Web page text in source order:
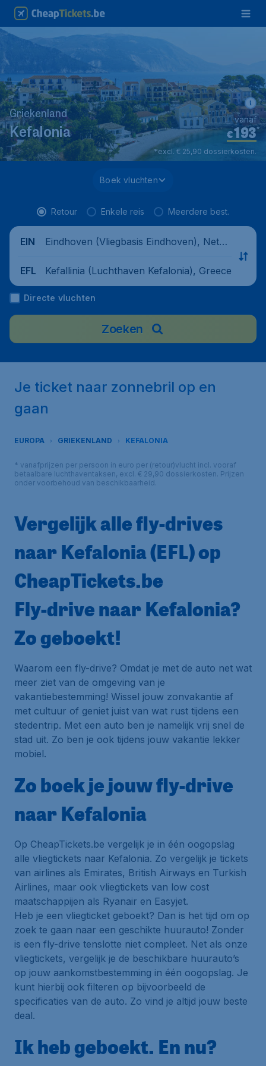
Griekenland
Kefalonia €193*
vanaf
*excl. € 25,90 dossierkosten.
Boek vluchten
Retour Enkele reis Meerdere best.
EIN
Eindhoven (Vliegbasis Eindhoven), Nethe
EFL
Kefallinia (Luchthaven Kefalonia), Greece
Directe vluchten
Zoeken
Je ticket naar zonnebril op en
gaan
EUROPA GRIEKENLAND KEFALONIA
* vanafprijzen per persoon in euro per (retour)vlucht incl. vooraf
betaalbare luchthaventaksen, excl. € 29,90 dossierkosten. Prijzen
onder voorbehoud van beschikbaarheid.
Vergelijk alle fly-drives
naar Kefalonia (EFL) op
CheapTickets.be
Fly-drive naar Kefalonia?
Zo geboekt!
Waarom een fly-drive? Omdat je met de auto net wat
meer ziet van de omgeving van je
vakantiebestemming! Wissel jouw zonvakantie af
met cultuur of geniet juist van wat rust tijdens een
stedentrip. Met een auto ben je namelijk vrij snel de
stad uit. Zo ben je ook tijdens jouw vakantie lekker
mobiel.
Zo boek je jouw fly-drive
naar Kefalonia
Op CheapTickets.be vergelijk je in één oogopslag
alle vliegtickets naar Kefalonia. Zo vergelijk je tickets
van airlines als Emirates, British Airways en Turkish
Airlines, maar ook vliegtickets van low cost
maatschappijen als Ryanair en Easyjet.
Heb je een vliegticket geboekt? Dan is het tijd om op
zoek te gaan naar een geschikte huurauto! Zonder
is een fly-drive tenslotte niet compleet. Net als onze
vliegtickets, vergelijk je de beschikbare huurauto’s
op jouw aankomstbestemming in één oogopslag. Je
kunt hierbij ook filteren op bijvoorbeeld de
specificaties van de auto. Zo vind je altijd jouw beste
deal.
Ik heb geboekt. En nu?